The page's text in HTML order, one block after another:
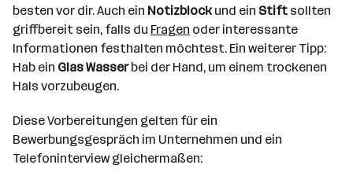
besten vor dir. Auch ein Notizblockund ein Stift sollten
griffbereit sein, falls du Fragen oder interessante
Informationen festhalten möchtest. Ein weiterer Tipp:
Hab ein Glas Wasserbei der Hand, um einem trockenen
Hals vorzubeugen.
Diese Vorbereitungen gelten für ein
Bewerbungsgespräch im Unternehmen und ein
Telefoninterview gleichermaßen: